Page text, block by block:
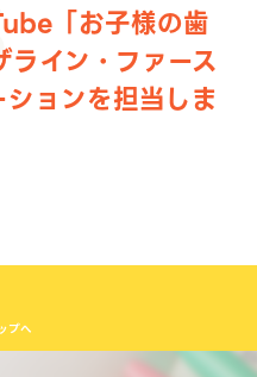
「お子様の歯
イン・ファース
ョンを担当しま
プへ